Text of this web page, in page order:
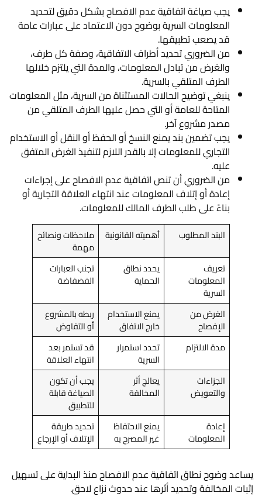
يجب صياغة اتفاقية عدم الافصاح بشكل دقيق لتحديد
المعلومات السرية بوضوح دون الاعتماد على عبارات عامة
قد يصعب تطبيقها.
من الضروري تحديد أطراف الاتفاقية، وصفة كل طرف،
والغرض من تبادل المعلومات، والمدة التي يلتزم خلالها
الطرف المتلقي بالسرية.
ينبغي توضيح الحالات المستثناة من السرية، مثل المعلومات
المتاحة للعامة أو التي حصل عليها الطرف المتلقي من
مصدر مشروع آخر.
يجب تضمين بند يمنع النسخ أو الحفظ أو النقل أو الاستخدام
التجاري للمعلومات إلا بالقدر اللازم لتنفيذ الغرض المتفق
عليه.
من الضروري أن تنص اتفاقية عدم الافصاح على إجراءات
إعادة أو إتلاف المعلومات عند انتهاء العلاقة التجارية أو
بناءً على طلب الطرف المالك للمعلومات.
البند المطلوب أهميته القانونية ملاحظات ونصائح
مهمة
تعريف
المعلومات
السرية
يحدد نطاق
الحماية
تجنب العبارات
الفضفاضة
الغرض من
الإفصاح
يمنع الاستخدام
خارج الاتفاق
ربطه بالمشروع
أو التفاوض
مدة الالتزام
تحدد استمرار
السرية
قد تستمر بعد
انتهاء العلاقة
الجزاءات
والتعويض
يعالج أثر
المخالفة
يجب أن تكون
الصياغة قابلة
للتطبيق
إعادة
المعلومات
يمنع الاحتفاظ
غير المصرح به
تحديد طريقة
الإتلاف أو الإرجاع
يساعد وضوح نطاق اتفاقية عدم الافصاح منذ البداية على تسهيل
إثبات المخالفة وتحديد أثرها عند حدوث نزاع لاحق.